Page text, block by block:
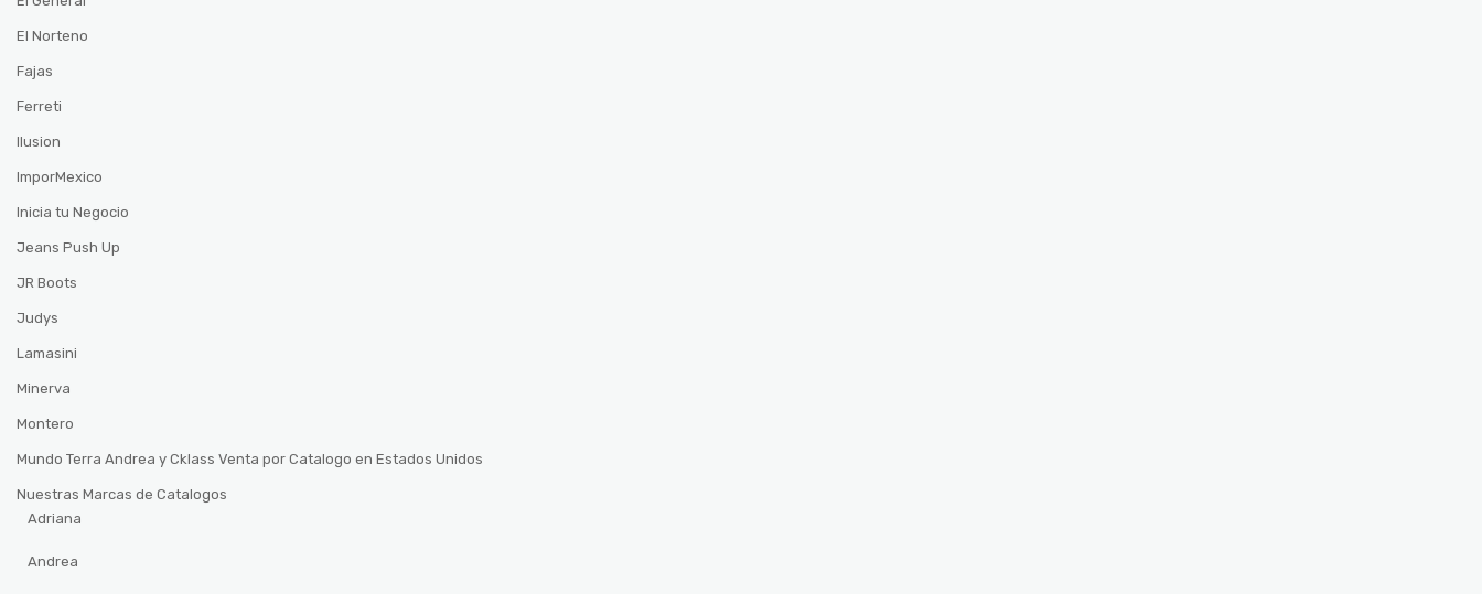
El Norteno
Fajas
Ferreti
Ilusion
ImporMexico
Inicia tu Negocio
Jeans Push Up
JR Boots
Judys
Lamasini
Minerva
Montero
Mundo Terra Andrea y Cklass Venta por Catalogo en Estados Unidos
Nuestras Marcas de Catalogos
Adriana
Andrea